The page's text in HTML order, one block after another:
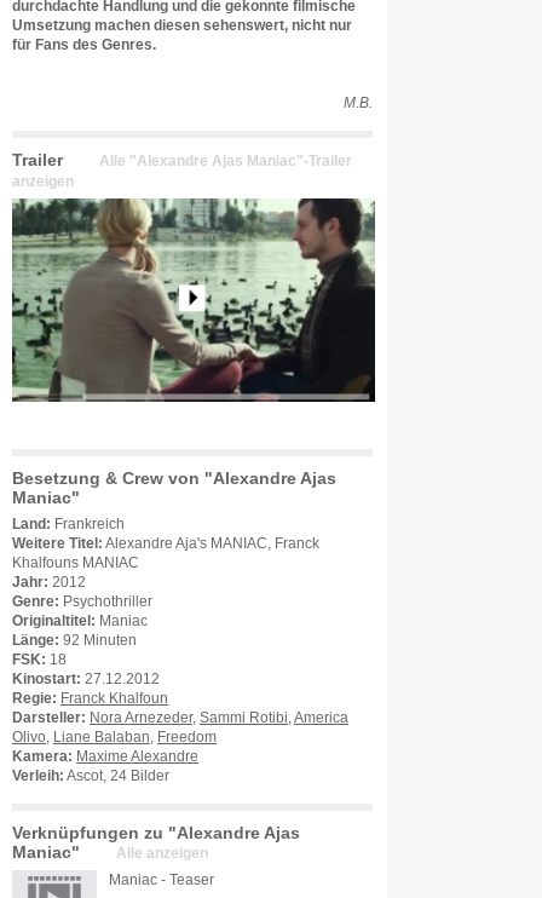
durchdachte Handlung und die gekonnte filmische
Umsetzung machen diesen sehenswert, nicht nur
für Fans des Genres.
M.B.
Trailer
Alle "Alexandre Ajas Maniac"-Trailer
anzeigen
Besetzung & Crew von "Alexandre Ajas
Maniac"
Land: Frankreich
Weitere Titel: Alexandre Aja's MANIAC, Franck
Khalfouns MANIAC
Jahr: 2012
Genre: Psychothriller
Originaltitel: Maniac
Länge: 92 Minuten
FSK: 18
Kinostart: 27.12.2012
Regie: Franck Khalfoun
Darsteller: Nora Arnezeder, Sammi Rotibi America
Olivo
Liane Balaban
Freedom
Kamera: Maxime Alexandre
Verleih: Ascot, 24 Bilder
Verknüpfungen zu "Alexandre Ajas
Maniac"
Alle anzeigen
Maniac - Teaser